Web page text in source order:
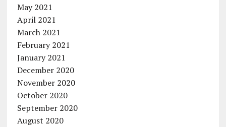
May 2021
April 2021
March 2021
February 2021
January 2021
December 2020
November 2020
October 2020
September 2020
August 2020